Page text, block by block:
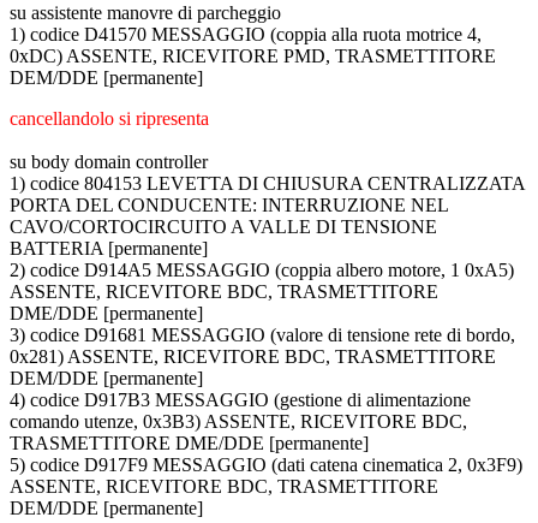
su assistente manovre di parcheggio
1) codice D41570 MESSAGGIO (coppia alla ruota motrice 4,
0xDC) ASSENTE, RICEVITORE PMD, TRASMETTITORE
DEM/DDE [permanente]
cancellandolo si ripresenta
su body domain controller
1) codice 804153 LEVETTA DI CHIUSURA CENTRALIZZATA
PORTA DEL CONDUCENTE: INTERRUZIONE NEL
CAVO/CORTOCIRCUITO A VALLE DI TENSIONE
BATTERIA [permanente]
2) codice D914A5 MESSAGGIO (coppia albero motore, 1 0xA5)
ASSENTE, RICEVITORE BDC, TRASMETTITORE
DME/DDE [permanente]
3) codice D91681 MESSAGGIO (valore di tensione rete di bordo,
0x281) ASSENTE, RICEVITORE BDC, TRASMETTITORE
DEM/DDE [permanente]
4) codice D917B3 MESSAGGIO (gestione di alimentazione
comando utenze, 0x3B3) ASSENTE, RICEVITORE BDC,
TRASMETTITORE DME/DDE [permanente]
5) codice D917F9 MESSAGGIO (dati catena cinematica 2, 0x3F9)
ASSENTE, RICEVITORE BDC, TRASMETTITORE
DEM/DDE [permanente]